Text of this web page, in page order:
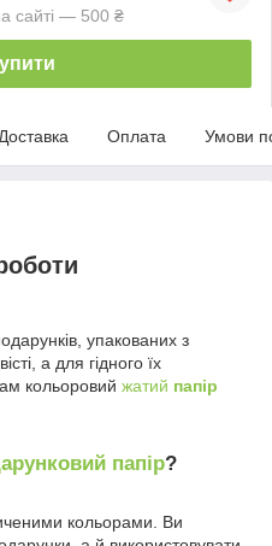
сайті — 500 ₴
Доставка Оплата Умови
упакованих з
а для гідного їх
кольоровий жатий папір
папір?
кольорами. Ви